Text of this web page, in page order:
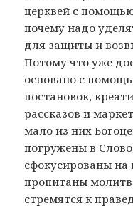
церквей с
почему надо
для защиты и
Потому что уже
основано с
постановок,
рассказов и
мало из них
погружены в
сфокусированы на
пропитаны
стремятся к